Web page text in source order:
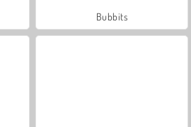
Bubbits